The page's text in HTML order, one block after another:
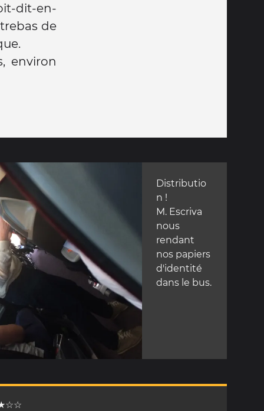
dit-en-
de
environ
Distributio
n !
M. Escriva
nous
rendant
nos papiers
d'identité
dans le bus.